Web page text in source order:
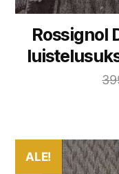
Rossignol
ALE!